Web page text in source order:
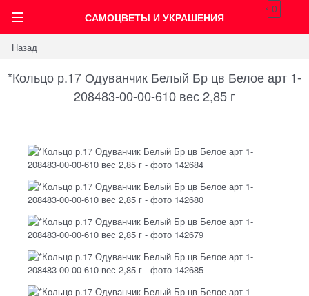
САМОЦВЕТЫ И УКРАШЕНИЯ
0
Назад
*Кольцо р.17 Одуванчик Белый Бр цв Белое арт 1-
208483-00-00-610 вес 2,85 г